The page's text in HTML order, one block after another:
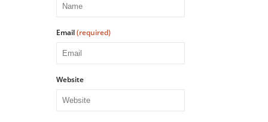
Email(required)
Website